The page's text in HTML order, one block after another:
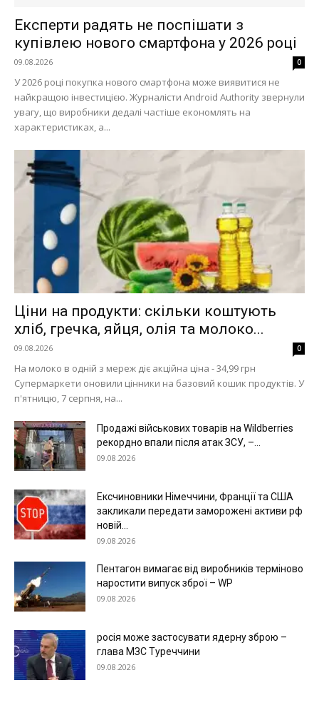
Київ
Україна
Економіка
Політика
Світ
Технології
Експерти радять не поспішати з
купівлею нового смартфона у 2026 році
09.08.2026 0
У 2026 році покупка нового смартфона може виявитися не
найкращою інвестицією. Журналісти Android Authority звернули
увагу, що виробники дедалі частіше економлять на
характеристиках, а...
Ціни на продукти: скільки коштують
хліб, гречка, яйця, олія та молоко...
09.08.2026 0
На молоко в одній з мереж діє акційна ціна - 34,99 грн
Супермаркети оновили цінники на базовий кошик продуктів. У
п'ятницю, 7 серпня, на...
Продажі військових товарів на Wildberries
рекордно впали після атак ЗСУ, –...
09.08.2026
Ексчиновники Німеччини, Франції та США
закликали передати заморожені активи рф
новій...
09.08.2026
Пентагон вимагає від виробників терміново
наростити випуск зброї – WP
09.08.2026
росія може застосувати ядерну зброю –
глава МЗС Туреччини
09.08.2026